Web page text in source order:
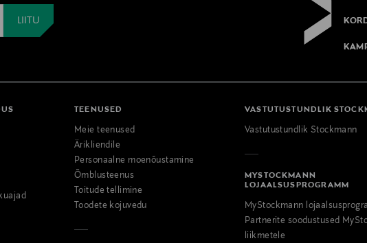
TEENUSED
Meie teenused
Ärikliendile
Personaalne moenõustamine
Õmblusteenus
Toitude tellimine
Toodete kojuvedu
VASTUTUSTUNDLIK
Vastutustundlik Stockmann
MYSTOCKMANN
LOJAALSUSPROGRAMM
MyStockmann
Partnerite soodustused
liikmetele